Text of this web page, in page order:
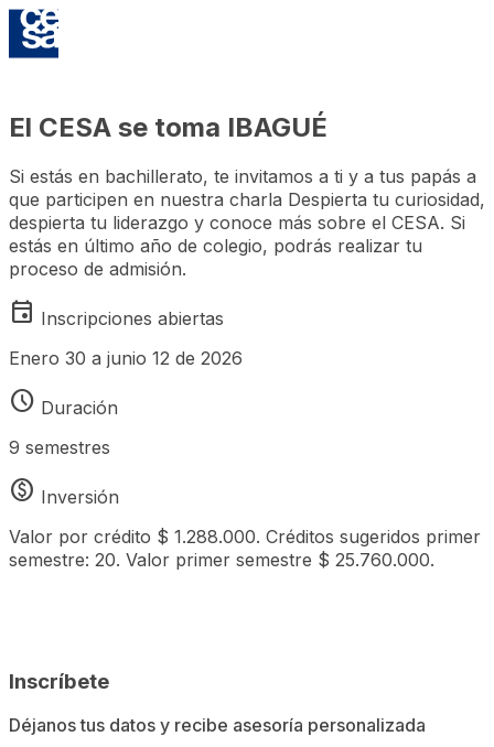
El CESA se toma IBAGUÉ
Si estás en bachillerato, te invitamos a ti y a tus papás a
que participen en nuestra charla Despierta tu curiosidad,
despierta tu liderazgo y conoce más sobre el CESA. Si
estás en último año de colegio, podrás realizar tu
proceso de admisión.
event Inscripciones abiertas
Enero 30 a junio 12 de 2026
schedule Duración
9 semestres
monetization_on Inversión
Valor por crédito $ 1.288.000. Créditos sugeridos primer
semestre: 20. Valor primer semestre $ 25.760.000.
Inscríbete
Déjanos tus datos y recibe asesoría personalizada